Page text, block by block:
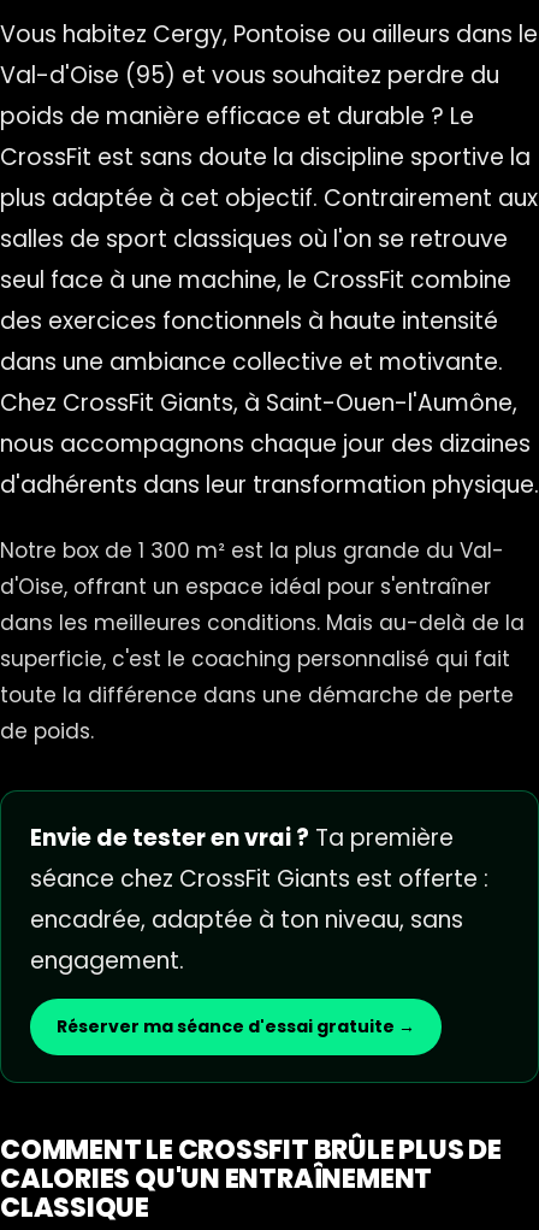
Vous habitez Cergy, Pontoise ou ailleurs dans le
Val-d'Oise (95) et vous souhaitez perdre du
poids de manière efficace et durable ? Le
CrossFit est sans doute la discipline sportive la
plus adaptée à cet objectif. Contrairement aux
salles de sport classiques où l'on se retrouve
seul face à une machine, le CrossFit combine
des exercices fonctionnels à haute intensité
dans une ambiance collective et motivante.
Chez CrossFit Giants, à Saint-Ouen-l'Aumône,
nous accompagnons chaque jour des dizaines
d'adhérents dans leur transformation physique.
Notre box de 1 300 m² est la plus grande du Val-
d'Oise, offrant un espace idéal pour s'entraîner
dans les meilleures conditions. Mais au-delà de la
superficie, c'est le coaching personnalisé qui fait
toute la différence dans une démarche de perte
de poids.
Envie de tester en vrai ? Ta première
séance chez CrossFit Giants est offerte :
encadrée, adaptée à ton niveau, sans
engagement.
Réserver ma séance d'essai gratuite →
COMMENT LE CROSSFIT BRÛLE PLUS DE
CALORIES QU'UN ENTRAÎNEMENT
CLASSIQUE